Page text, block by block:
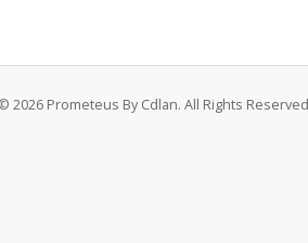
2026 Prometeus By Cdlan. All Rights